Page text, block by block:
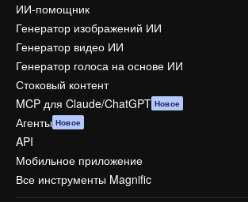
ИИ-помощник
Генератор изображений ИИ
Генератор видео ИИ
Генератор голоса на основе ИИ
Стоковый контент
MCP для Claude/ChatGPT Новое
Агенты Новое
API
Мобильное приложение
Все инструменты Magnific